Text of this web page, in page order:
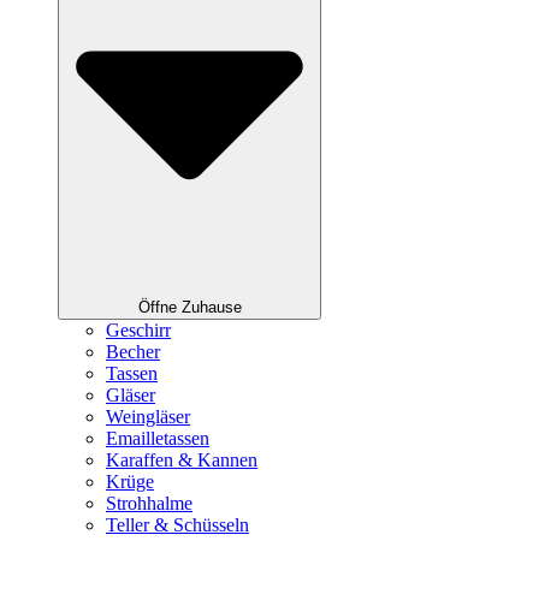
Öffne Zuhause
Geschirr
Becher
Tassen
Gläser
Weingläser
Emailletassen
Karaffen & Kannen
Krüge
Strohhalme
Teller & Schüsseln